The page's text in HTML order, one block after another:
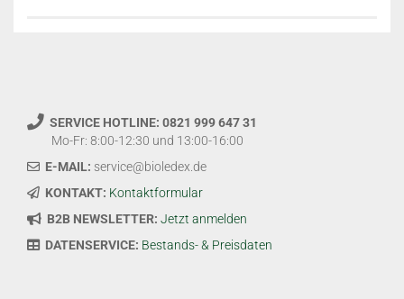
SERVICE HOTLINE: 0821 999 647 31
Mo-Fr: 8:00-12:30 und 13:00-16:00
E-MAIL: service@bioledex.de
KONTAKT: Kontaktformular
B2B NEWSLETTER: Jetzt anmelden
DATENSERVICE: Bestands- & Preisdaten